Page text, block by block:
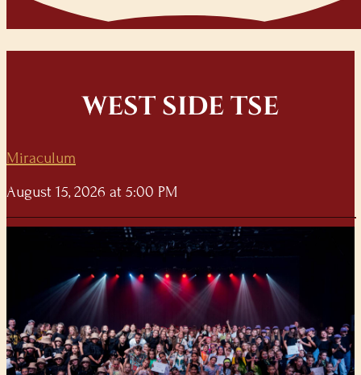
WEST SIDE TSE
Miraculum
August 15, 2026 at 5:00 PM